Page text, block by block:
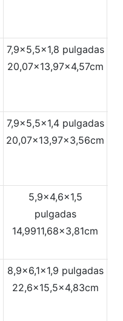
7,9x5,5x1,8 pulgadas
20,07x13,97x4,57cm
7,9x5,5x1,4 pulgadas
20,07x13,97x3,56cm
5,9x4,6x1,5
pulgadas
14,9911,68x3,81cm
8,9x6,1x1,9 pulgadas
22,6x15,5x4,83cm